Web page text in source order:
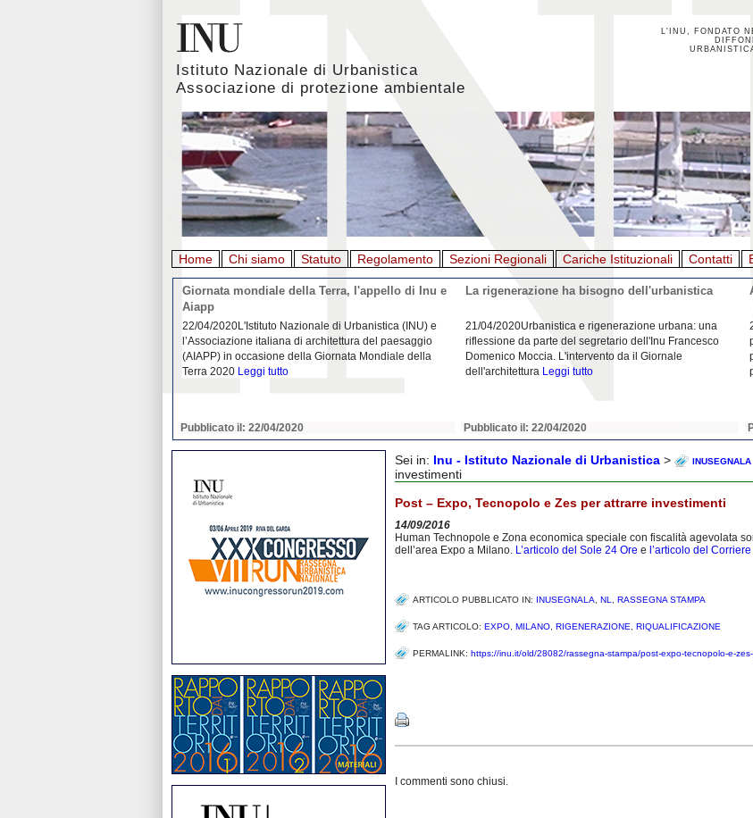
Istituto Nazionale di Urbanistica
Associazione di protezione ambientale
L'INU, FONDATO
Home Chi siamo Statuto Regolamento Sezioni Regionali Cariche Istituzionali Contatti
Giornata mondiale della Terra, l'appello di Inu e
Aiapp
22/04/2020L'Istituto Nazionale di Urbanistica (INU) e
l’Associazione italiana di architettura del paesaggio
(AIAPP) in occasione della Giornata Mondiale della
Terra 2020 Leggi tutto
Pubblicato il: 22/04/2020
La rigenerazione ha bisogno dell'urbanistica
21/04/2020Urbanistica e rigenerazione urbana: una
riflessione da parte del segretario dell'Inu Francesco
Domenico Moccia. L'intervento da il Giornale
dell'architettura Leggi tutto
Pubblicato il: 22/04/2020
Sei in: Inu - Istituto Nazionale di Urbanistica > INUSEGNALA
investimenti
Post – Expo, Tecnopolo e Zes per attrarre investimenti
14/09/2016
Human Technopole e Zona economica speciale con fiscalità agevolata
dell’area Expo a Milano. L’articolo del Sole 24 Ore e l’articolo del
ARTICOLO PUBBLICATO IN: INUSEGNALA NL RASSEGNA STAMPA
TAG ARTICOLO: EXPO MILANO RIGENERAZIONE RIQUALIFICAZIONE
PERMALINK: https://inu.it/old/28082/rassegna-stampa/post-expo-tecnopolo-e-
I commenti sono chiusi.